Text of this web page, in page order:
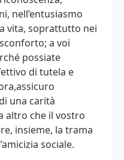
nell’entusiasmo
vita, soprattutto nei
a voi
possiate
di tutela e
una carità
altro che il vostro
insieme, la trama
sociale.